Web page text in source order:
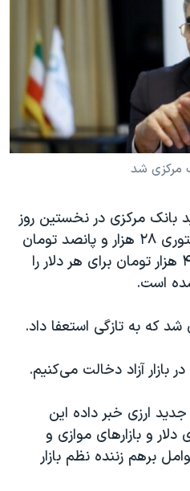
مرکزی شد
مرکزی در نخستین روز
از فعالیت خود از قیمت دستوری ۲۸ هزار و پانصد تومان
برای دلار خبرداد و قیمت ۴۴ هزار تومان برای هر دلار را
است.
که به تازگی استعفا داد.
بازار آزاد دخالت می‌کنیم.
ارزی خبر داده این
و بازارهای موازی و
برهم زننده نظم بازار